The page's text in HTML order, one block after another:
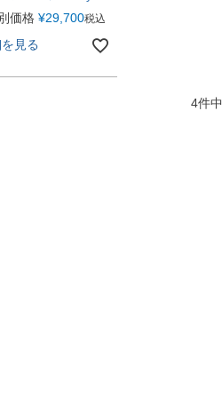
価格 ¥29,700税込
見る
4件中